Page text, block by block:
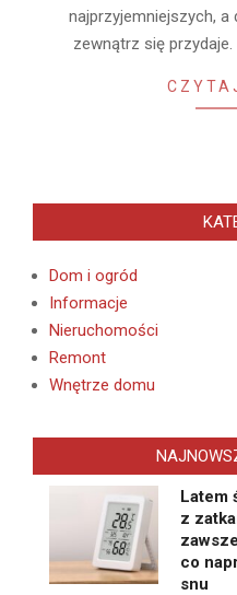
najprzyjemniejszych,
zewnątrz się
Dom i ogród
Informacje
Nieruchomości
Remont
Wnętrze domu
Latem
z
co
snu